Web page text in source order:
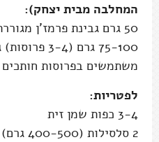
המחלבה מבית יצחק):
50 גרם גבינת פרמז'ן מגוררת
75-100 גרם
משתמשים בפרוסות חותכים
לפטריות:
3-4 כפות שמן זית
2